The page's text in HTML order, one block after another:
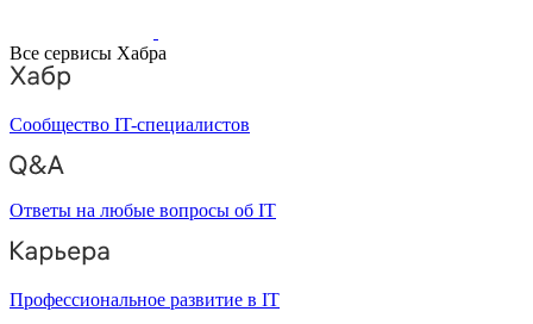
Все сервисы Хабра
Сообщество IT-специалистов
Ответы на любые вопросы об IT
Профессиональное развитие в IT